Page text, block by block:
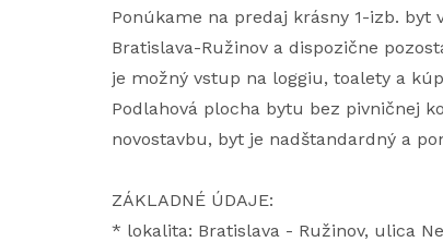
Ponúkame na predaj krásny 1-izb. byt
Bratislava-Ružinov a dispozične
je možný vstup na loggiu, toalety a
Podlahová plocha bytu bez pivničnej
novostavbu, byt je nadštandardný a
ZÁKLADNÉ ÚDAJE:
* lokalita: Bratislava - Ružinov, ulica